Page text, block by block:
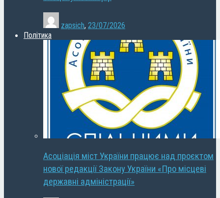
zapsich, 23/07/2026
Політика
Асоціація міст України працює над проєктом
нової редакції Закону України «Про місцеві
державні адміністрації»